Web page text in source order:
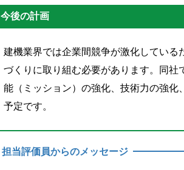
今後の計画
建機業界では企業間競争が激化してい
づくりに取り組む必要があります。同
能（ミッション）の強化、技術力の強
予定です。
担当評価員からのメッセージ